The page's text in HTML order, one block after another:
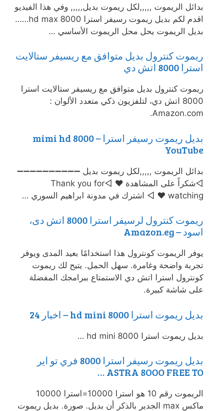
بدائل الريموت ,,,,,لكل ريموت بديل,,,,, وفي هذا الفيديو
اقدم لكم بديل ريموت رسيفر استرا 8000 hd max……
بديل الريموت يحل محل الريموت الأساسي …
ريموت كنترول بديل متوافق مع ريسيفر ستالايت
استرا 8000 اتش دي
ريموت كنترول بديل متوافق مع ريسيفر ستالايت استرا
8000 اتش دي، لتلفزيون ذكي متعدد الألوان :
Amazon.com.
بديل ريموت رسيفر استرا mimi hd 8000 –
YouTube
بدائل الريموت ,,,,,لكل ريموت بديل ➖➖➖➖➖➖➖➖➖➖
◅شكراً على المشاهدة ♥ ◅Thank you for
watching ♥ ◅ اشترك في مدونة ابراهيم السوري …
ريموت كنترول لرسيفر استرا 8000 اتش دى،
اسود – Amazon.eg
يوفر الريموت كونترول هذا استخدامًا بعيد المدى ويوفر
تجربة واضحة وغامرة. سهل الحمل. يتيح لك ريموت
كونترول استرا اتش دي الاستمتاع ببرامجك المفضلة
على شاشة كبيرة.
بديل ريموت استرا 8000 hd mini – اخبار 24
بديل ريموت استرا 8000 hd mini …
بديل ريموت رسيفر استرا 8000 فري تو اير
ASTRA 8OOO FREE TO …
الريموت رقم 10 هو استرا 10000=استرا 10000
ماكس max الجدير بالذكر أن بديل. صورة. بديل ريموت